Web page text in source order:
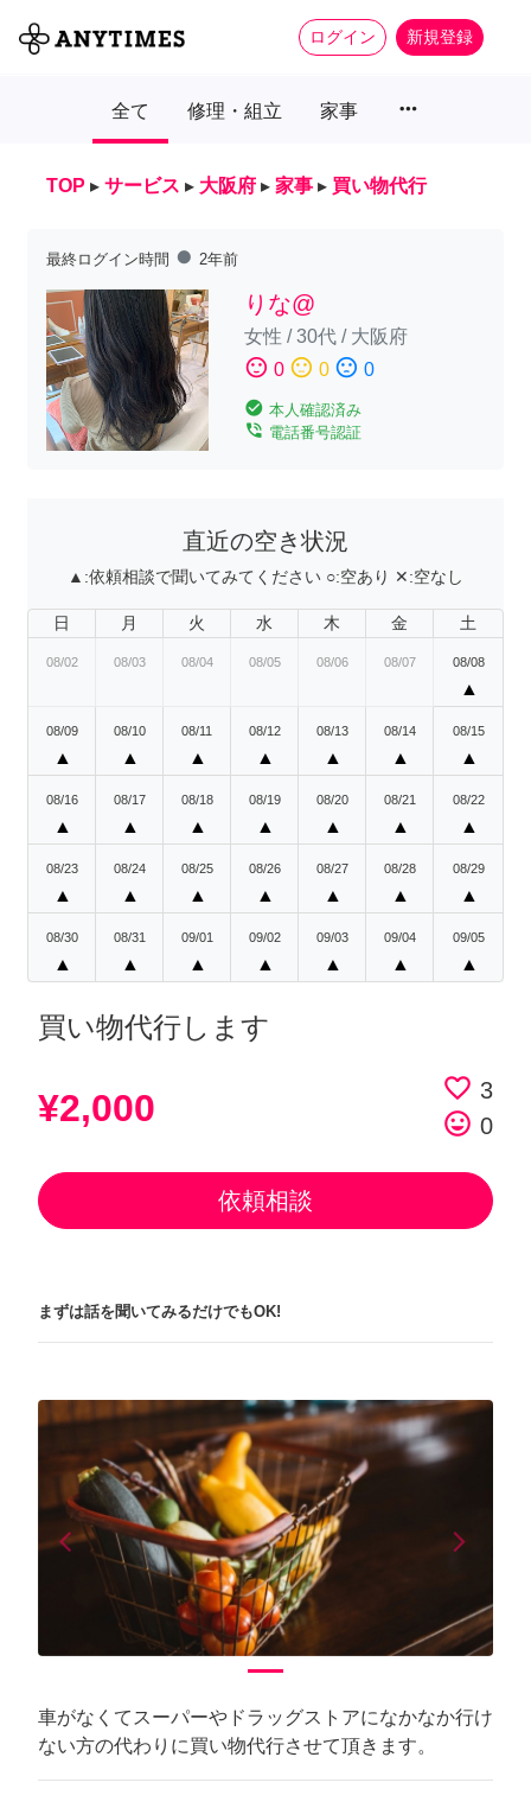
ログイン 新規登録
全て 修理・組立 家事 more_horiz
TOP ▸ サービス ▸ 大阪府 ▸ 家事 ▸ 買い物代行
最終ログイン時間 fiber_manual_record 2年前
りな@
女性 /30代/ 大阪府
sentiment_satisfied 0 sentiment_neutral 0 sentiment_dissatisfied 0
check_circle 本人確認済み
phone_in_talk 電話番号認証
直近の空き状況
▲:依頼相談で聞いてみてください ○:空あり ✕:空なし
日 月 火 水 木 金 土
08/02 08/03 08/04 08/05 08/06 08/07 08/08
▲
08/09
▲
08/10
▲
08/11
▲
08/12
▲
08/13
▲
08/14
▲
08/15
▲
08/16
▲
08/17
▲
08/18
▲
08/19
▲
08/20
▲
08/21
▲
08/22
▲
08/23
▲
08/24
▲
08/25
▲
08/26
▲
08/27
▲
08/28
▲
08/29
▲
08/30
▲
08/31
▲
09/01
▲
09/02
▲
09/03
▲
09/04
▲
09/05
▲
買い物代行します
¥2,000 favorite_border 3
tag_faces 0
依頼相談
まずは話を聞いてみるだけでもOK!
arrow_back_iosPrevious arrow_forward_iosNext
車がなくてスーパーやドラッグストアになかなか行け
ない方の代わりに買い物代行させて頂きます。